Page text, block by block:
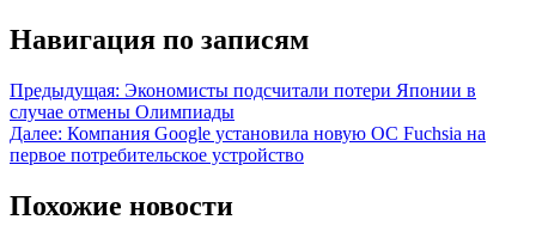
Навигация по записям
Предыдущая: Экономисты подсчитали потери Японии в
случае отмены Олимпиады
Далее: Компания Google установила новую OC Fuchsia на
первое потребительское устройство
Похожие новости